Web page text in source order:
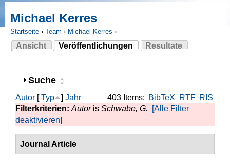
Michael Kerres
Sie sind hier
Startseite › Team › Michael Kerres ›
Ansicht
Veröffentlichungen
(aktiver Reiter)
Resultate
Anzeigen
Suche
403 Items: BibTeX RTF RIS
Autor [Typ ] Jahr
Filterkriterien: Autoris Schwabe, G.
[Alle Filter
deaktivieren]
Journal Article